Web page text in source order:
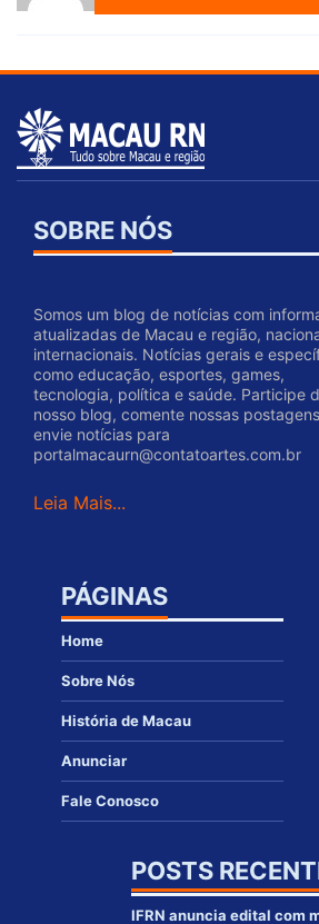
SOBRE NÓS
Somos um blog de notícias com
atualizadas de Macau e região,
internacionais. Notícias gerais e
como educação, esportes, games,
tecnologia, política e saúde. Participe
nosso blog, comente nossas
envie notícias para
portalmacaurn@contatoartes.com.br
Leia Mais...
PÁGINAS
Home
Sobre Nós
História de Macau
Anunciar
Fale Conosco
POSTS
IFRN anuncia edital com